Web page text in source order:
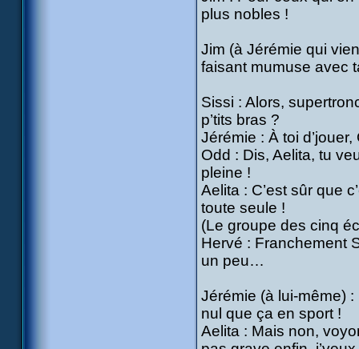
plus nobles !
Jim (à Jérémie qui
faisant mumuse avec
Sissi : Alors,
p’tits bras ?
Jérémie : À toi d’jouer,
Odd : Dis, Aelita, tu
pleine !
Aelita : C’est sûr que
toute seule !
(Le groupe des cinq
Hervé : Franchement
un peu…
Jérémie (à lui-même) :
nul que ça en sport !
Aelita : Mais non,